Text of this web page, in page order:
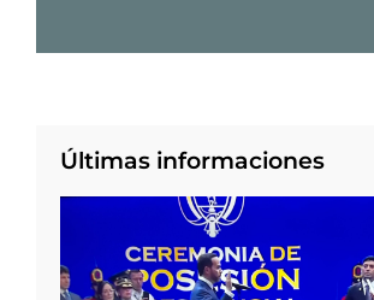
Últimas informaciones